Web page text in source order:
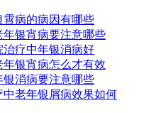
霄病的病因有哪些
年银宵病要注意哪些
治疗中年银消病好
年银宵病怎么才有效
银消病要注意哪些
中老年银屑病效果如何